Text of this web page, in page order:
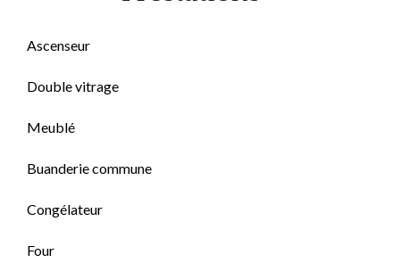
Ascenseur
Double vitrage
Meublé
Buanderie commune
Congélateur
Four